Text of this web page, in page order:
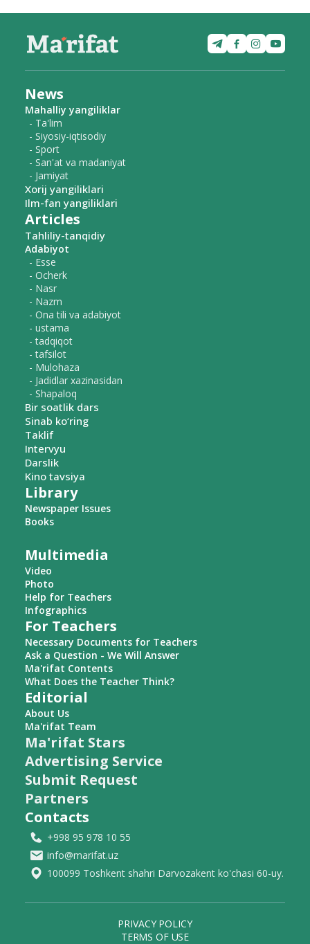
News
Mahalliy yangiliklar
- Ta'lim
- Siyosiy-iqtisodiy
- Sport
- San'at va madaniyat
- Jamiyat
Xorij yangiliklari
Ilm-fan yangiliklari
Articles
Tahliliy-tanqidiy
Adabiyot
- Esse
- Ocherk
- Nasr
- Nazm
- Ona tili va adabiyot
- ustama
- tadqiqot
- tafsilot
- Mulohaza
- Jadidlar xazinasidan
- Shapaloq
Bir soatlik dars
Sinab ko‘ring
Taklif
Intervyu
Darslik
Kino tavsiya
Library
Newspaper Issues
Books
Multimedia
Video
Photo
Help for Teachers
Infographics
For Teachers
Necessary Documents for Teachers
Ask a Question - We Will Answer
Ma'rifat Contents
What Does the Teacher Think?
Editorial
About Us
Ma'rifat Team
Ma'rifat Stars
Advertising Service
Submit Request
Partners
Contacts
+998 95 978 10 55
info@marifat.uz
100099 Toshkent shahri Darvozakent ko'chasi 60-uy.
PRIVACY POLICY
TERMS OF USE